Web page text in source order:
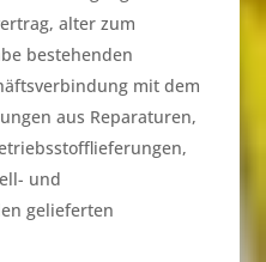
alter zum
bestehenden
mit dem
aus Reparaturen,
und
gelieferten